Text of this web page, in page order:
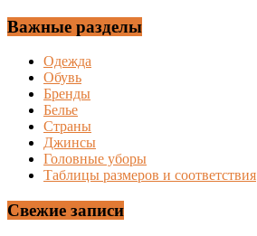
Важные разделы
Одежда
Обувь
Бренды
Белье
Страны
Джинсы
Головные уборы
Таблицы размеров и соответствия
Свежие записи